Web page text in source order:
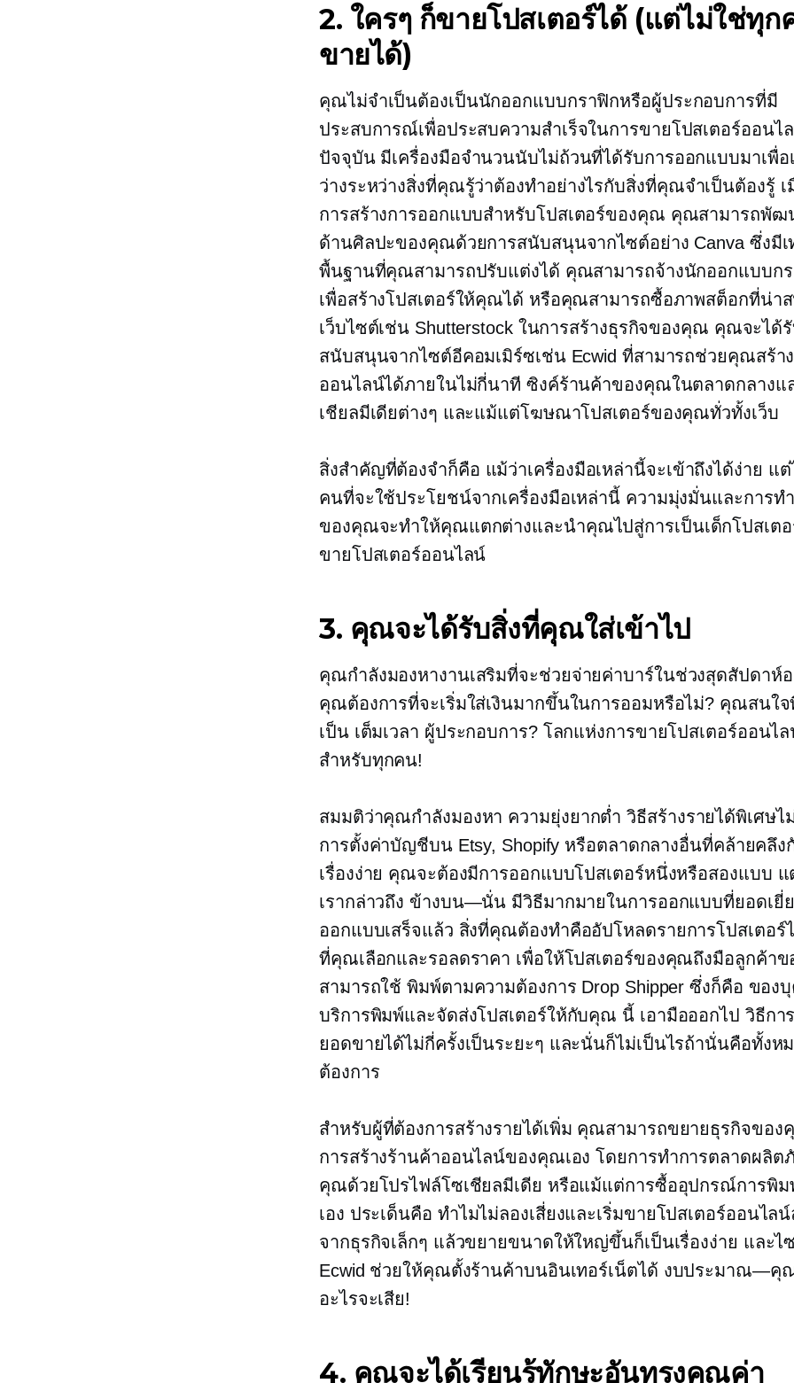
2. ใครๆ ก็ขายโปสเตอร์ได้ (แต่ไม่ใช่ทุก
ขายได้)
คุณไม่จำเป็นต้องเป็นนักออกแบบกราฟิกหรือผู้ประกอบการที่มี
ประสบการณ์เพื่อประสบความสำเร็จในการขายโปสเตอร์ออนไ
ปัจจุบัน มีเครื่องมือจำนวนนับไม่ถ้วนที่ได้รับการออกแบบมาเพื่อ
ว่างระหว่างสิ่งที่คุณรู้ว่าต้องทำอย่างไรกับสิ่งที่คุณจำเป็นต้องรู้ เ
การสร้างการออกแบบสำหรับโปสเตอร์ของคุณ คุณสามารถพัฒ
ด้านศิลปะของคุณด้วยการสนับสนุนจากไซต์อย่าง Canva ซึ่งมีเ
พื้นฐานที่คุณสามารถปรับแต่งได้ คุณสามารถจ้างนักออกแบบกร
เพื่อสร้างโปสเตอร์ให้คุณได้ หรือคุณสามารถซื้อภาพสต็อกที่น่า
เว็บไซต์เช่น Shutterstock ในการสร้างธุรกิจของคุณ คุณจะได้
สนับสนุนจากไซต์อีคอมเมิร์ซเช่น Ecwid ที่สามารถช่วยคุณสร้า
ออนไลน์ได้ภายในไม่กี่นาที ซิงค์ร้านค้าของคุณในตลาดกลางแ
เชียลมีเดียต่างๆ และแม้แต่โฆษณาโปสเตอร์ของคุณทั่วทั้งเว็บ
สิ่งสำคัญที่ต้องจำก็คือ แม้ว่าเครื่องมือเหล่านี้จะเข้าถึงได้ง่าย แ
คนที่จะใช้ประโยชน์จากเครื่องมือเหล่านี้ ความมุ่งมั่นและการท
ของคุณจะทำให้คุณแตกต่างและนำคุณไปสู่การเป็นเด็กโปสเตอ
ขายโปสเตอร์ออนไลน์
3. คุณจะได้รับสิ่งที่คุณใส่เข้าไป
คุณกำลังมองหางานเสริมที่จะช่วยจ่ายค่าบาร์ในช่วงสุดสัปดาห์
คุณต้องการที่จะเริ่มใส่เงินมากขึ้นในการออมหรือไม่? คุณสนใจ
เป็น เต็มเวลา ผู้ประกอบการ? โลกแห่งการขายโปสเตอร์ออนไ
สำหรับทุกคน!
สมมติว่าคุณกำลังมองหา ความยุ่งยากต่ำ วิธีสร้างรายได้พิเศษไ
การตั้งค่าบัญชีบน Etsy, Shopify หรือตลาดกลางอื่นที่คล้ายคลึง
เรื่องง่าย คุณจะต้องมีการออกแบบโปสเตอร์หนึ่งหรือสองแบบ แ
เรากล่าวถึง ข้างบน—นั่น มีวิธีมากมายในการออกแบบที่ยอดเยี่
ออกแบบเสร็จแล้ว สิ่งที่คุณต้องทำคืออัปโหลดรายการโปสเตอร์
ที่คุณเลือกและรอลดราคา เพื่อให้โปสเตอร์ของคุณถึงมือลูกค้า
สามารถใช้พิมพ์ตามความต้องการ Drop Shipper ซึ่งก็คือ ของ
บริการพิมพ์และจัดส่งโปสเตอร์ให้กับคุณ นี้ เอามือออกไป วิธีกา
ยอดขายได้ไม่กี่ครั้งเป็นระยะๆ และนั่นก็ไม่เป็นไรถ้านั่นคือทั้ง
ต้องการ
สำหรับผู้ที่ต้องการสร้างรายได้เพิ่ม คุณสามารถขยายธุรกิจของ
การสร้างร้านค้าออนไลน์ของคุณเอง โดยการทำการตลาดผลิ
คุณด้วยโปรไฟล์โซเชียลมีเดีย หรือแม้แต่การซื้ออุปกรณ์การพิ
เอง ประเด็นคือ ทำไมไม่ลองเสี่ยงและเริ่มขายโปสเตอร์ออนไล
จากธุรกิจเล็กๆ แล้วขยายขนาดให้ใหญ่ขึ้นก็เป็นเรื่องง่าย และไ
Ecwid ช่วยให้คุณตั้งร้านค้าบนอินเทอร์เน็ตได้ งบประมาณ—คุ
อะไรจะเสีย!
4. คุณจะได้เรียนรู้ทักษะอันทรงคุณค่า